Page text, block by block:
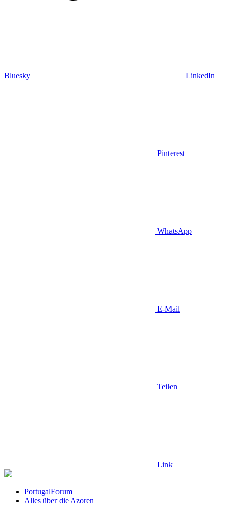
Bluesky LinkedIn
Pinterest
WhatsApp
E-Mail
Teilen
Link
PortugalForum
Alles über die Azoren